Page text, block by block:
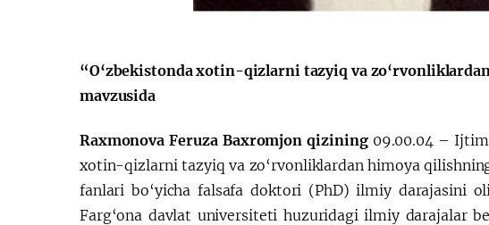
O‘zbekiston va
Paragvay hamkorligi
Huquqiy targʻibot
Yaponiya
“O‘zbekistonda xotin-qizlarni tazyiq va
mavzusida
Raxmonova Feruza Baxromjon qizining 09.00.04 –
xotin-qizlarni tazyiq va zo‘rvonliklardan himoya
fanlari bo‘yicha falsafa doktori (PhD) ilmiy darajasini
Farg‘ona davlat universiteti huzuridagi ilmiy darajalar